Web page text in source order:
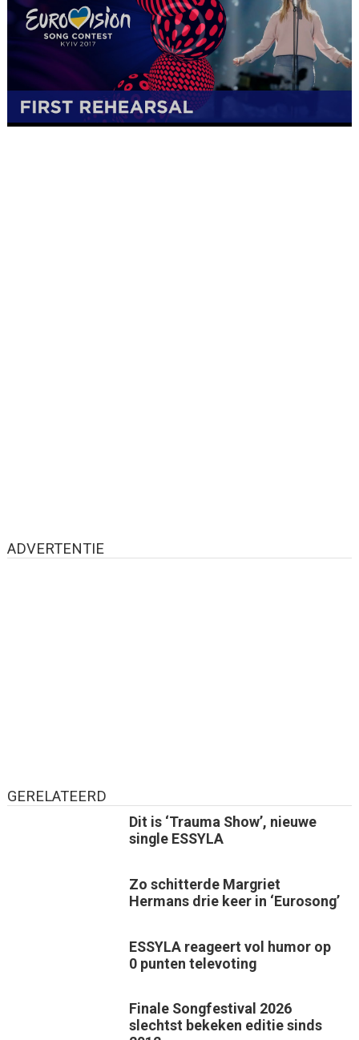
ADVERTENTIE
GERELATEERD
Dit is ‘Trauma Show’, nieuwe
single ESSYLA
Zo schitterde Margriet
Hermans drie keer in ‘Eurosong’
ESSYLA reageert vol humor op
0 punten televoting
Finale Songfestival 2026
slechtst bekeken editie sinds